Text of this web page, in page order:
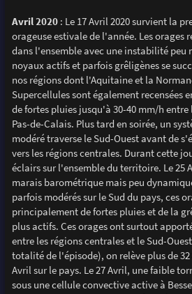
Avril 2020: Le 17 Avril 2020 survient la
orageuse estivale de l'année. Les orages
dans l'ensemble avec une instabilité peu
noyaux actifs et parfois grêligènes se
nos régions dont l'Aquitaine et la
Supercellules sont également recensées
de fortes pluies jusqu'à 30-40 mm/h
Pas-de-Calais. Plus tard en soirée, un
modéré traverse le Sud-Ouest avant de
vers les régions centrales. Durant cette
éclairs sur l'ensemble du territoire. Le 25
marais barométrique mais peu
parfois modérés sur le Sud du pays, ces
principalement de fortes pluies et de la
plus actifs. Ces orages ont surtout
entre les régions centrales et le Sud-
totalité de l'épisode), on relève plus de
Avril sur le pays. Le 27 Avril, une faible
sous une cellule convective active à